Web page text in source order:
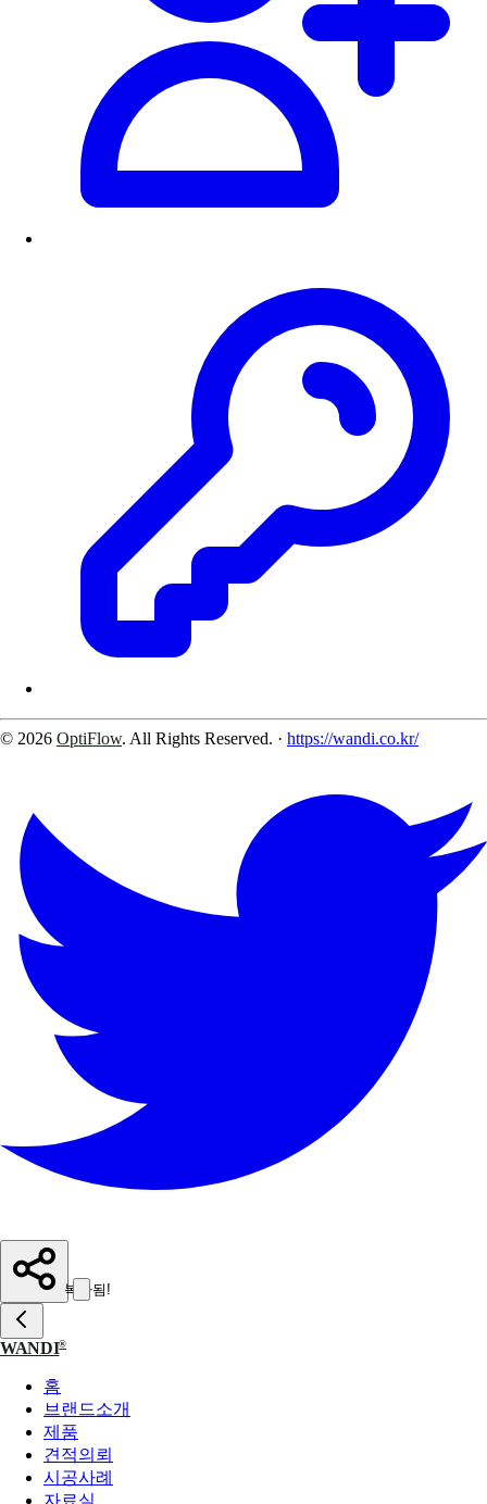
© 2026 OptiFlow. All Rights Reserved. · https://wandi.co.kr/
복사됨!
WANDI®
홈
브랜드소개
제품
견적의뢰
시공사례
자료실